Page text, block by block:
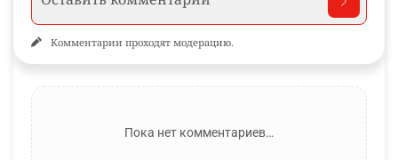
Комментарии проходят модерацию.
Пока нет комментариев…